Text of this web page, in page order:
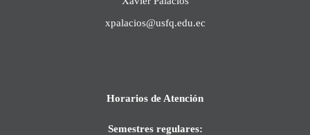
xpalacios@usfq.edu.ec
Horarios de Atención
Semestres regulares: